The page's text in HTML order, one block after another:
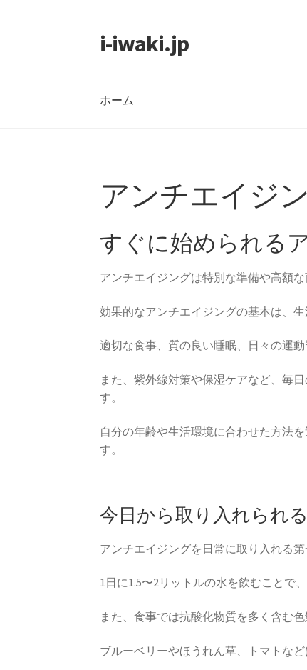
ナ
ビ
シ
キ
プ
コ
ン
ツ
プ
i-iwaki.jp
ホーム
アンチエイジ
すぐに始められる
アンチエイジングは特別な準備や高額
効果的なアンチエイジングの基本は、
適切な食事、質の良い睡眠、日々の運
また、紫外線対策や保湿ケアなど、毎
す。
自分の年齢や生活環境に合わせた方法
す。
今日から取り入れられ
アンチエイジングを日常に取り入れる
1日に1.5〜2リットルの水を飲むことで
また、食事では抗酸化物質を多く含む
ブルーベリーやほうれん草、トマトな